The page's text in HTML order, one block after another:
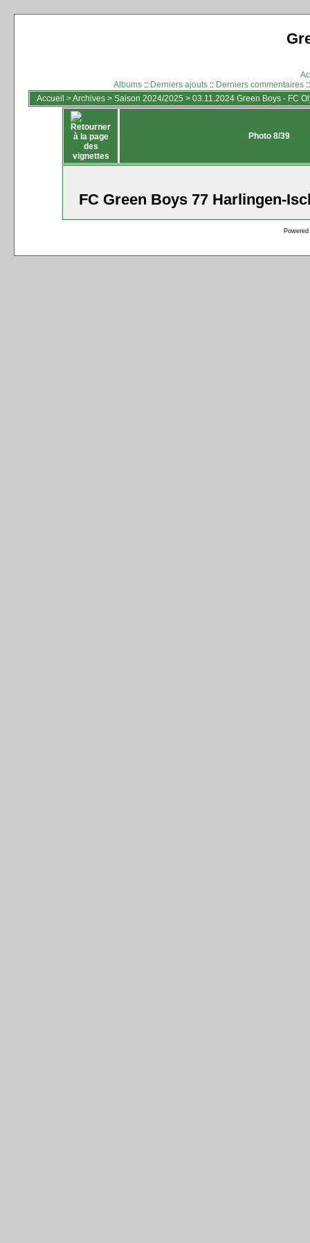
Albums :: Derniers ajouts :: Derniers commentaires
Accueil >Archives > Saison 2024/2025 > 03.11.2024 Green Boys - FC
Photo 8/39
FC Green Boys 77 Harlingen-